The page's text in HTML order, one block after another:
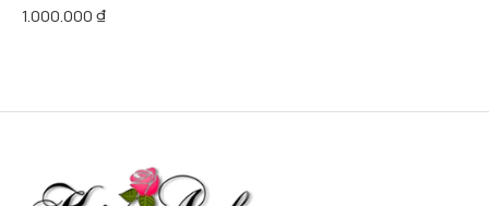
1.000.000₫